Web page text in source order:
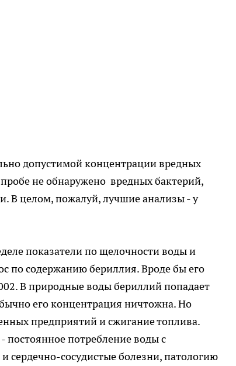
допустимой концентрации вредных
не обнаружено вредных бактерий,
В целом, пожалуй, лучшие анализы - у
показатели по щелочности воды и
по содержанию бериллия. Вроде бы его
В природные воды бериллий попадает
его концентрация ничтожна. Но
предприятий и сжигание топлива.
постоянное потребление воды с
сосудистые болезни, патологию